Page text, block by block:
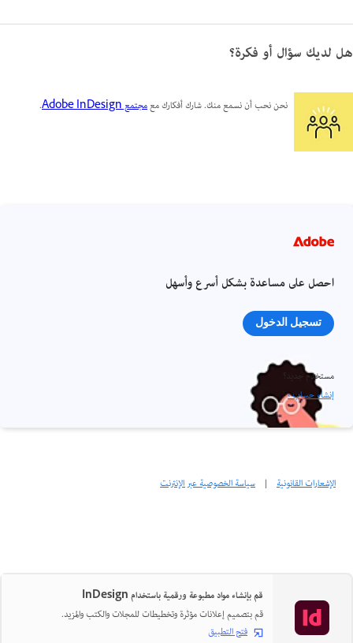
هل لديك سؤال أو فكرة؟
نحن نحب أن نسمع منك. شارك أفكارك معمجتمع Adobe InDesign .
احصل على مساعدة بشكل أسرع وأسهل
تسجيل الدخول
مستخدم جديد؟
إنشاء حساب ›
الإشعارات القانونية | سياسة الخصوصية عبر الإنترنت
قم بإنشاء مواد مطبوعة ورقمية باستخدام InDesign
قم بتصميم إعلانات مؤثرة وتخطيطات للمجلات والكتب والمزيد.
فتح التطبيق